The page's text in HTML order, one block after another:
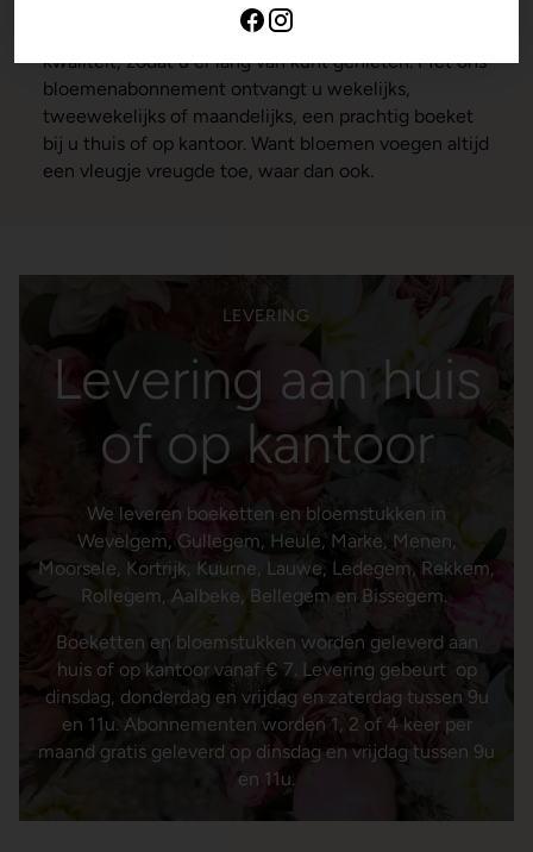
We selecteren altijd bloemen en planten van hoge
kwaliteit, zodat u er lang van kunt genieten. Met ons
bloemenabonnement ontvangt u wekelijks,
tweewekelijks of maandelijks, een prachtig boeket
bij u thuis of op kantoor. Want bloemen voegen altijd
een vleugje vreugde toe, waar dan ook.
LEVERING
Levering aan huis
of op kantoor
We leveren boeketten en bloemstukken in
Wevelgem, Gullegem, Heule, Marke, Menen,
Moorsele, Kortrijk, Kuurne, Lauwe, Ledegem, Rekkem,
Rollegem, Aalbeke, Bellegem en Bissegem.
Boeketten en bloemstukken worden geleverd aan
huis of op kantoor vanaf € 7. Levering gebeurt op
dinsdag, donderdag en vrijdag en zaterdag tussen 9u
en 11u. Abonnementen worden 1, 2 of 4 keer per
maand gratis geleverd op dinsdag en vrijdag tussen 9u
en 11u.